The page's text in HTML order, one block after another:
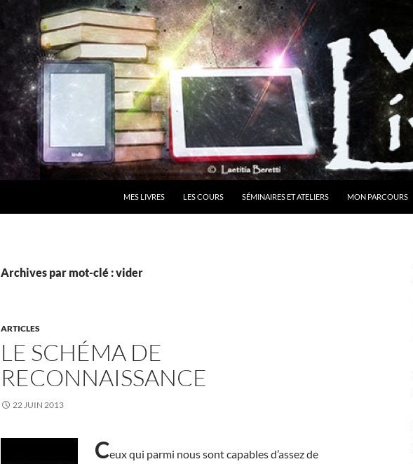
MES LIVRES LES COURS SÉMINAIRES ET ATELIERS MON PARCOURS
Archives par mot-clé : vider
ARTICLES
LE SCHÉMA DE
RECONNAISSANCE
22 JUIN 2013
Ceux qui parmi nous sont capables d’assez de